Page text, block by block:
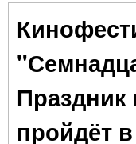
Праздник
пройдёт